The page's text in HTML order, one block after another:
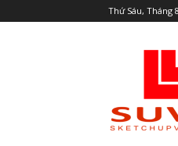
Thứ Sáu, Tháng